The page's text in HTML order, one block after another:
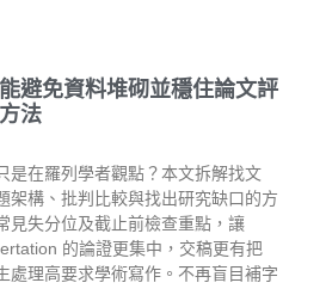
避免資料堆砌並穩住論文評
法
是在羅列學者觀點？本文拆解找文
架構、批判比較與找出研究缺口的方
見失分位及截止前檢查重點，讓
的論證更集中，交稿更有把
處理高要求學術寫作。不再盲目補字